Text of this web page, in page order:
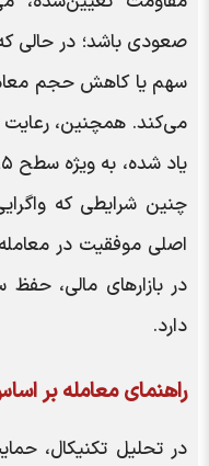
صعودی باشد؛ در حالی
سهم یا کاهش حجم
می‌کند. همچنین،
چنین شرایطی که
اصلی موفقیت در
در بازارهای مالی،
دارد.
راهنمای معامله بر
در تحلیل تکنیکال،